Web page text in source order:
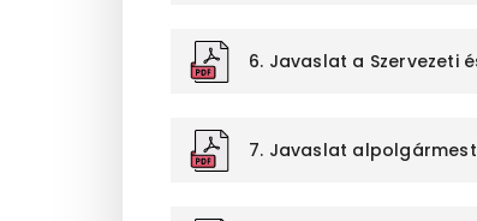
6. Javaslat a Szervezeti
7. Javaslat